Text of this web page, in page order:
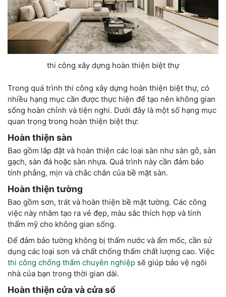
thi công xây dựng hoàn thiện biệt thự
Trong quá trình thi công xây dựng hoàn thiện biệt thự, có
nhiều hạng mục cần được thực hiện để tạo nên không gian
sống hoàn chỉnh và tiện nghi. Dưới đây là một số hạng mục
quan trọng trong hoàn thiện biệt thự:
Hoàn thiện sàn
Bao gồm lắp đặt và hoàn thiện các loại sàn như sàn gỗ, sàn
gạch, sàn đá hoặc sàn nhựa. Quá trình này cần đảm bảo
tính phẳng, mịn và chắc chắn của bề mặt sàn.
Hoàn thiện tường
Bao gồm sơn, trát và hoàn thiện bề mặt tường. Các công
việc này nhằm tạo ra vẻ đẹp, màu sắc thích hợp và tính
thẩm mỹ cho không gian sống.
Để đảm bảo tường không bị thấm nước và ẩm mốc, cần sử
dụng các loại sơn và chất chống thấm chất lượng cao. Việc
thi công chống thấm chuyên nghiệp sẽ giúp bảo vệ ngôi
nhà của bạn trong thời gian dài.
Hoàn thiện cửa và cửa sổ